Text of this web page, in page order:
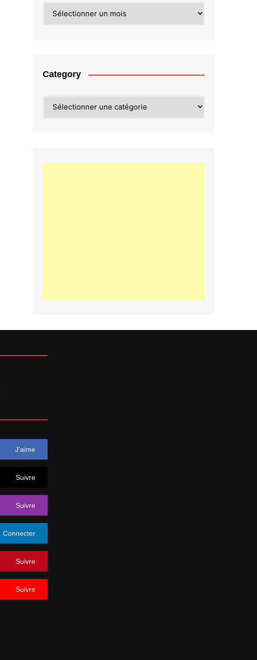
Category
J’aime
Suivre
Suivre
Connecter
Suivre
Suivre